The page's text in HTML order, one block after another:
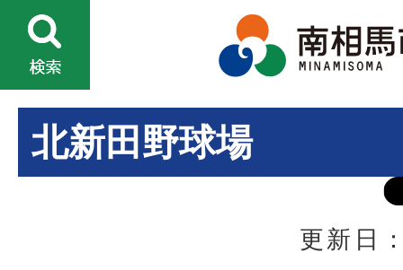
北新田野球場
更新日